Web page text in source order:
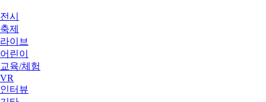
전시
축제
라이브
어린이
교육/체험
VR
인터뷰